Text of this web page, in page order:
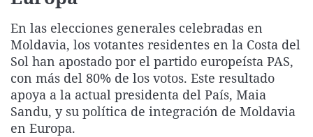
Gente viajera
Como el perro y el
Retornados
Equipo de
Operación Viuda
Galicia
La Rioja
Navarra
País Vasco
Televisión
Elecciones
En las elecciones generales celebradas en
Moldavia, los votantes residentes en la Costa del
Sol han apostado por el partido europeísta PAS,
con más del 80% de los votos. Este resultado
apoya a la actual presidenta del País, Maia
Sandu, y su política de integración de Moldavia
en Europa.